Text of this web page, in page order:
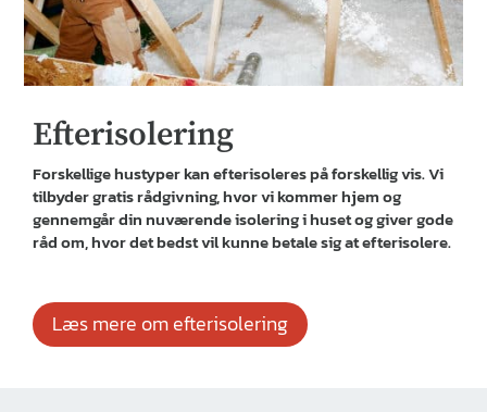
Efterisolering
Forskellige hustyper kan efterisoleres på forskellig vis. Vi
tilbyder gratis rådgivning, hvor vi kommer hjem og
gennemgår din nuværende isolering i huset og giver gode
råd om, hvor det bedst vil kunne betale sig at efterisolere.
Læs mere om efterisolering